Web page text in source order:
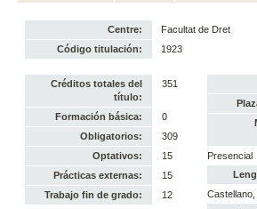
Centre:
Facultat de Dret
Código titulación:
1923
Créditos totales del
título:
351
Formación básica:
0
Obligatorios:
309
Optativos:
15
Prácticas externas:
15
Trabajo fin de grado:
12
Presencial
Castellano,